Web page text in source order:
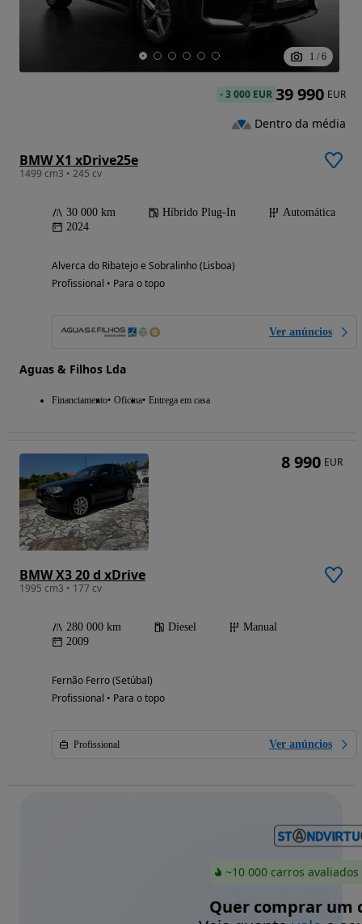
1 / 6
BMW X1 xDrive25e
1499 cm3 • 245 cv
30 000 km Híbrido Plug-In
Automática
2024
Alverca do Ribatejo e Sobralinho (Lisboa)
Profissional • Para o topo
Ver anúncios
Aguas & Filhos Lda
Financiamento Oficina Entrega em casa
-3 000 EUR 39 990 EUR
Dentro da média
BMW X3 20 d xDrive
1995 cm3 • 177 cv
280 000 km Diesel
Manual
2009
Fernão Ferro (Setúbal)
Profissional • Para o topo
Profissional Ver anúncios
8 990 EUR
~10 000 carros
Quer comprar um